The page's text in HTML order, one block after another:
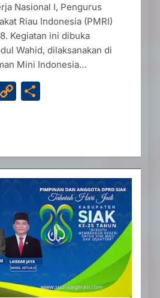
Nasional I, Pengurus
Riau Indonesia (PMRI)
Kegiatan ini dibuka
Wahid, dilaksanakan di
Mini Indonesia…
Copy